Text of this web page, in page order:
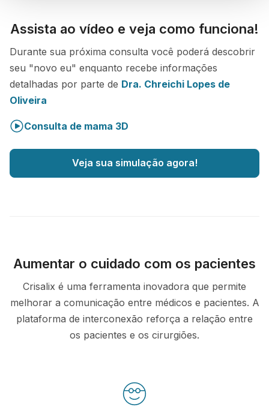
Assista ao vídeo e veja como funciona!
Durante sua próxima consulta você poderá descobrir
seu "novo eu" enquanto recebe informações
detalhadas por parte de Dra. Chreichi Lopes de
Oliveira
Consulta de mama 3D
Veja sua simulação agora!
Aumentar o cuidado com os pacientes
Crisalix é uma ferramenta inovadora que permite
melhorar a comunicação entre médicos e pacientes. A
plataforma de interconexão reforça a relação entre
os pacientes e os cirurgiões.